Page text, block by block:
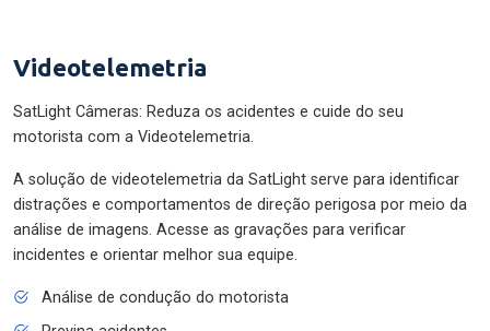
Videotelemetria
SatLight Câmeras: Reduza os acidentes e cuide do seu
motorista com a Videotelemetria.
A solução de videotelemetria da SatLight serve para identificar
distrações e comportamentos de direção perigosa por meio da
análise de imagens. Acesse as gravações para verificar
incidentes e orientar melhor sua equipe.
Análise de condução do motorista